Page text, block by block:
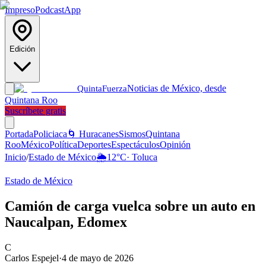
ImpresoPodcastApp
Edición
QuintaFuerzaNoticias de México, desde
Quintana Roo
Suscríbete gratis
PortadaPoliciaca 🌀 HuracanesSismosQuintana
RooMéxicoPolíticaDeportesEspectáculosOpinión
Inicio/Estado de México🌦️12°C· Toluca
Estado de México
Camión de carga vuelca sobre un auto en
Naucalpan, Edomex
C
Carlos Espejel·4 de mayo de 2026